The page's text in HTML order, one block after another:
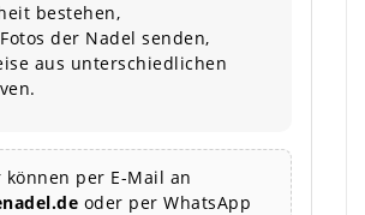
bestehen,
der Nadel senden,
aus unterschiedlichen
können per E-Mail an
oder per WhatsApp